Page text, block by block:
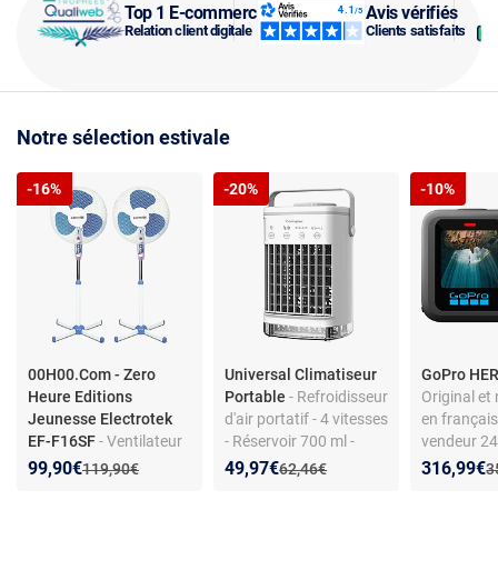
Top 1 E-commerce
Relation client digitale
Avis vérifiés
Clients satisfaits
Notre sélection estivale
00H00.Com - Zero
Heure Editions
Jeunesse Electrotek
EF-F16SF- Ventilateur
sur pied - Blanc/Bleu -
Ancien prix :
119,90€
Nouveau prix :
99,90€
Réduction de :
-16%
Universal Climatiseur
Portable- Refroidisseur
d'air portatif - 4 vitesses
- Réservoir 700 ml -
Blanc
Ancien prix :
62,46€
Nouveau prix :
49,97€
Réduction de :
-20%
GoPro
Original et
en
vendeur
Version
Nouveau
316,99€
-10%